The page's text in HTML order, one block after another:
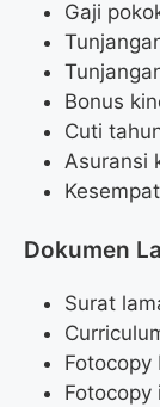
Gaji
Bonus
Cuti
Asuransi
Dokumen
Surat
Fotocopy
Fotocopy